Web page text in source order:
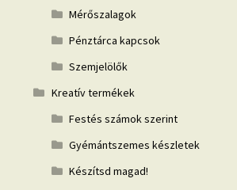
Mérőszalagok
Pénztárca kapcsok
Szemjelölők
Kreatív termékek
Festés számok szerint
Gyémántszemes készletek
Készítsd magad!